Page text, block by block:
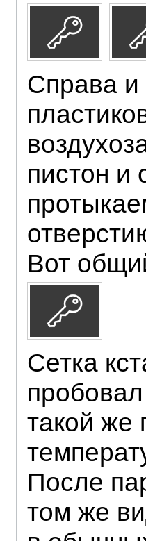
Справа и
пистон и
Вот
Сетка
такой же
После
том же